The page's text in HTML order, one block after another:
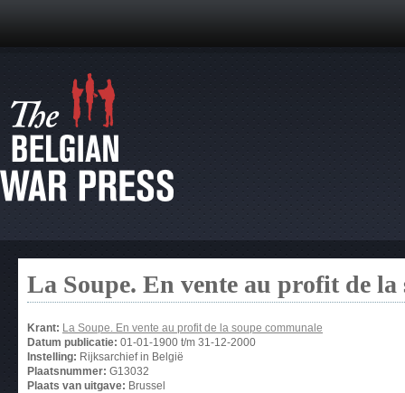
La Soupe. En vente au profit de la
Krant: La Soupe. En vente au profit de la soupe communale
Datum publicatie: 01-01-1900 t/m 31-12-2000
Instelling: Rijksarchief in België
Plaatsnummer: G13032
Plaats van uitgave: Brussel